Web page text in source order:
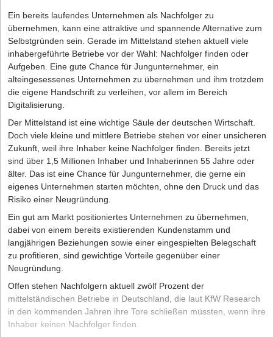
Ein bereits laufendes Unternehmen als Nachfolger zu
übernehmen, kann eine attraktive und spannende Alternative zum
Selbstgründen sein. Gerade im Mittelstand stehen aktuell viele
inhabergeführte Betriebe vor der Wahl: Nachfolger finden oder
Aufgeben. Eine gute Chance für Jungunternehmer, ein
alteingesessenes Unternehmen zu übernehmen und ihm trotzdem
die eigene Handschrift zu verleihen, vor allem im Bereich
Digitalisierung.
Der Mittelstand ist eine wichtige Säule der deutschen Wirtschaft.
Doch viele kleine und mittlere Betriebe stehen vor einer unsicheren
Zukunft, weil ihre Inhaber keine Nachfolger finden. Bereits jetzt
sind über 1,5 Millionen Inhaber und Inhaberinnen 55 Jahre oder
älter. Das ist eine Chance für Jungunternehmer, die gerne ein
eigenes Unternehmen starten möchten, ohne den Druck und das
Risiko einer Neugründung.
Ein gut am Markt positioniertes Unternehmen zu übernehmen,
dabei von einem bereits existierenden Kundenstamm und
langjährigen Beziehungen sowie einer eingespielten Belegschaft
zu profitieren, sind gewichtige Vorteile gegenüber einer
Neugründung.
Offen stehen Nachfolgern aktuell zwölf Prozent der
mittelständischen Betriebe in Deutschland, die laut KfW Research
in den kommenden Jahren ihre Tore schließen müssten, wenn ihre
Inhaber keinen Nachfolger finden.